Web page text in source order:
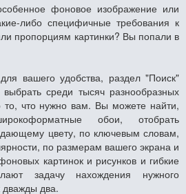
фоновое изображение или
либо специфичные требования к
пропорциям картинки? Вы попали в
вашего удобства, раздел "Поиск"
среди тысяч разнообразных
что нужно вам. Вы можете найти,
обои, отобрать
цвету, по ключевым словам,
по размерам вашего экрана и
картинок и рисунков и гибкие
задачу нахождения нужного
дважды два.